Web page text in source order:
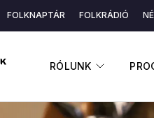
RÓLUNK
FOLKNAPTÁR FOLKRÁDIÓ